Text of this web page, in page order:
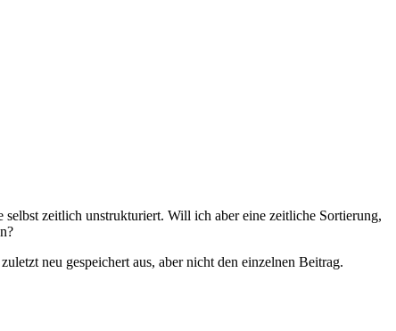
zeitlich unstrukturiert. Will ich aber eine zeitliche Sortierung,
neu gespeichert aus, aber nicht den einzelnen Beitrag.